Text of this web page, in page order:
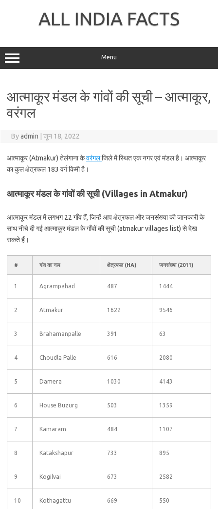
ALL INDIA FACTS
Menu
आत्माकूर मंडल के गांवों की सूची – आत्माकूर,
वरंगल
Byadmin जून 18, 2022
आत्माकूर (Atmakur) तेलंगाना केवरंगलजिले में स्थित एक नगर एवं मंडल है। आत्माकूर
का कुल क्षेत्रफल 183 वर्ग किमी है।
आत्माकूर मंडल के गांवों की सूची (Villages in Atmakur)
आत्माकूर मंडल में लगभग 22 गाँव हैं, जिन्हें आप क्षेत्रफल और जनसंख्या की जानकारी के
साथ नीचे दी गई आत्माकूर मंडल के गाँवों की सूची (atmakur villages list) से देख
सकते हैं।
# गांव का नाम क्षेत्रफल (HA) जनसंख्या (2011)
1 Agrampahad 487 1444
2 Atmakur 1622 9546
3 Brahamanpalle 391 63
4 Choudla Palle 616 2080
5 Damera 1030 4143
6 House Buzurg 503 1359
7 Kamaram 484 1107
8 Katakshapur 733 895
9 Kogilvai 673 2582
10 Kothagattu 669 550